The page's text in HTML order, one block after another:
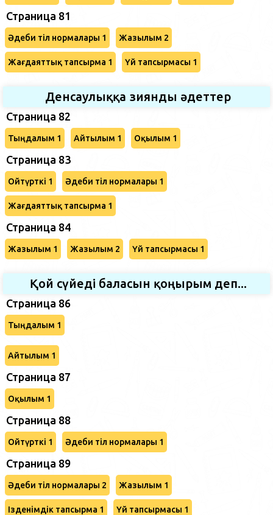
Страница 81
Әдеби тіл нормалары 1 Жазылым 2
Жағдаяттық тапсырма 1 Үй тапсырмасы 1
Денсаулыққа зиянды әдеттер
Страница 82
Тыңдалым 1 Айтылым 1 Оқылым 1
Страница 83
Ойтүрткі 1 Әдеби тіл нормалары 1
Жағдаяттық тапсырма 1
Страница 84
Жазылым 1 Жазылым 2 Үй тапсырмасы 1
Қой сүйеді баласын қоңырым деп...
Страница 86
Тыңдалым 1
Айтылым 1
Страница 87
Оқылым 1
Страница 88
Ойтүрткі 1 Әдеби тіл нормалары 1
Страница 89
Әдеби тіл нормалары 2 Жазылым 1
Ізденімдік тапсырма 1 Үй тапсырмасы 1